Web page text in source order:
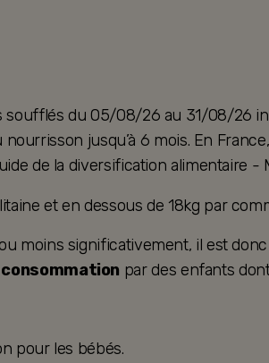
soufflés du 05/08/26 au 31/08/26
jusqu’à 6 mois. En
de la diversification alimentaire -
et en dessous de 18kg par
moins significativement, il est
par des enfants
pour les bébés.